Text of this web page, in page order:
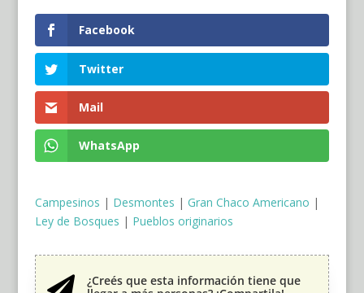
Facebook
Twitter
Mail
WhatsApp
Campesinos | Desmontes | Gran Chaco Americano |
Ley de Bosques | Pueblos originarios
¿Creés que esta información tiene que